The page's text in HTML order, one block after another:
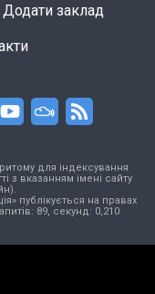
Додати заклад
для індексування
з вказанням імені сайту
публікується на правах
89, секунд: 0,210